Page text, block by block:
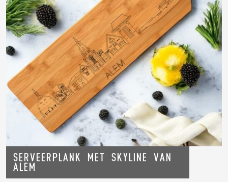
Serveerplank met skyline van
Alem